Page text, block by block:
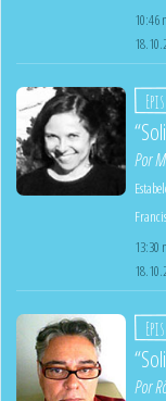
10:46
Por
13:30
Por